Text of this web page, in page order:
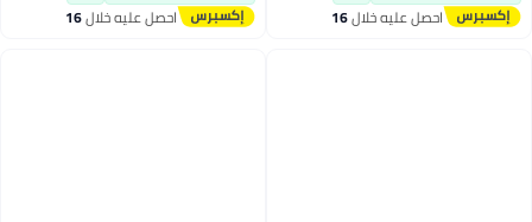
احصل عليه خلال16 احصل عليه خلال16